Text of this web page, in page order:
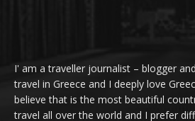
I' am a traveller journalist – blogger
travel in Greece and I deeply love
believe that is the most beautiful
travel all over the world and I prefer